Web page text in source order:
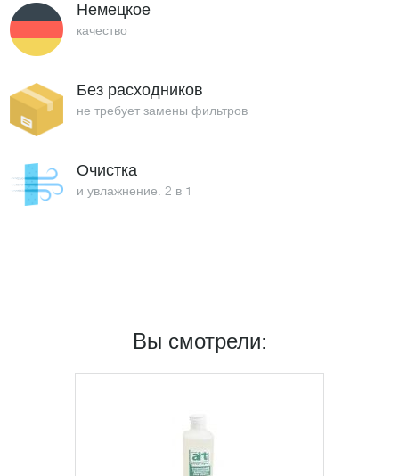
Немецкое
качество
Без расходников
не требует замены фильтров
Очистка
и увлажнение. 2 в 1
Вы смотрели: